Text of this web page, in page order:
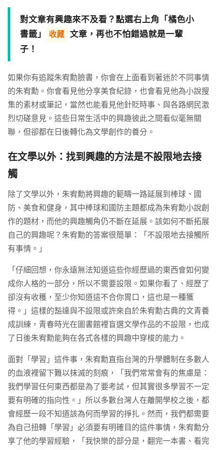
對文章有興趣來不及看？點選右上角「橘色小
書籤」
收藏 文章，再也不怕錯過就是一輩
子！
如果你有追蹤朱宥勳臉書，你會在上面看到著迷於不同事情
的朱宥勳。你會看見他分享美食紀錄，也會看見他為小說搜
集的素材或筆記，當然也能看見他針貶時事、與各路網民激
烈切磋意見。這些日常生活中的興趣彼此之間看似毫無關
聯，但卻都在日後轉化為文學創作的養分。
在文學以外：找到興趣的方法是不設限地去接
觸
除了文學以外，朱宥勳將興趣的範疇一路延展到棒球、國
防、美食和健身，其中棒球和國防主題都成為朱宥勳小說創
作的題材，而他的興趣觸角仍不斷在延展。該如何不斷拓展
自己的興趣呢？朱宥勳的答案很簡單：「不設限地去接觸所
有事情。」
「仔細回想，你永遠無法知道這些你經歷過的東西會如何變
成你人格的一部分，所以不需要設限。如果你看了、經歷了
卻沒有收穫，至少你知道這不合你胃口，這也是一種獲
得。」這樣的豁達與不設限或許來自於朱宥勳古典的文青養
成訓練，青春時光在圖書館裡盲選文學作品的不設限，也成
了日後朱宥勳能夠在各式各樣的興趣中穿梭的能力。
面對「學習」這件事，朱宥勳直指台灣的升學體制在多數人
的血液裡留下難以抹滅的刻痕，「我們常常會有的焦慮是：
我們學習任何東西都是為了要考試，但其實很多學習不一定
要有明確的指向性。」所以多數台灣人在離開學校之後，都
會經歷一段不知道該為何而學習的掙扎。然而，我們都需要
為自己扭轉「學習」必須要有明確目的這件事情，朱宥勳分
享了他的學習經驗，「我快樂的部分是，翻完一本書、看完